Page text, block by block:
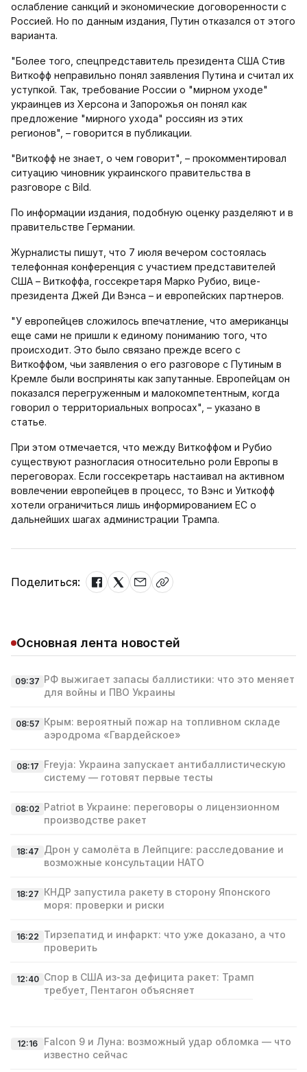
ослабление санкций и экономические договоренности с
Россией. Но по данным издания, Путин отказался от этого
варианта.
"Более того, спецпредставитель президента США Стив
Виткофф неправильно понял заявления Путина и считал их
уступкой. Так, требование России о "мирном уходе"
украинцев из Херсона и Запорожья он понял как
предложение "мирного ухода" россиян из этих
регионов", – говорится в публикации.
"Виткофф не знает, о чем говорит", – прокомментировал
ситуацию чиновник украинского правительства в
разговоре с Bild.
По информации издания, подобную оценку разделяют и в
правительстве Германии.
Журналисты пишут, что 7 июля вечером состоялась
телефонная конференция с участием представителей
США – Виткоффа, госсекретаря Марко Рубио, вице-
президента Джей Ди Вэнса – и европейских партнеров.
"У европейцев сложилось впечатление, что американцы
еще сами не пришли к единому пониманию того, что
происходит. Это было связано прежде всего с
Виткоффом, чьи заявления о его разговоре с Путиным в
Кремле были восприняты как запутанные. Европейцам он
показался перегруженным и малокомпетентным, когда
говорил о территориальных вопросах", – указано в
статье.
При этом отмечается, что между Виткоффом и Рубио
существуют разногласия относительно роли Европы в
переговорах. Если госсекретарь настаивал на активном
вовлечении европейцев в процесс, то Вэнс и Уиткофф
хотели ограничиться лишь информированием ЕС о
дальнейших шагах администрации Трампа.
Поделиться:
Основная лента новостей
09:37 РФ выжигает запасы баллистики: что это меняет
для войны и ПВО Украины
08:57 Крым: вероятный пожар на топливном складе
аэродрома «Гвардейское»
08:17 Freyja: Украина запускает антибаллистическую
систему — готовят первые тесты
08:02 Patriot в Украине: переговоры о лицензионном
производстве ракет
18:47 Дрон у самолёта в Лейпциге: расследование и
возможные консультации НАТО
18:27 КНДР запустила ракету в сторону Японского
моря: проверки и риски
16:22 Тирзепатид и инфаркт: что уже доказано, а что
проверить
12:40 Спор в США из‑за дефицита ракет: Трамп
требует, Пентагон объясняет
12:16
Falcon 9 и Луна: возможный удар обломка — что
известно сейчас